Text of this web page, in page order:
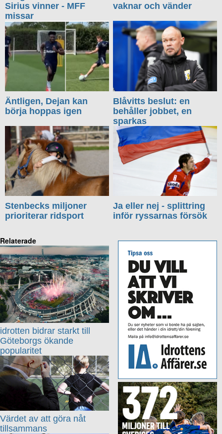
Sirius vinner - MFF
missar
vaknar och vänder
Äntligen, Dejan kan
börja hoppas igen
Blåvitts beslut: en
behåller jobbet, en
sparkas
Stenbecks miljoner
prioriterar ridsport
Ja eller nej - splittring
inför ryssarnas försök
Relaterade
idrotten bidrar starkt till
Göteborgs ökande
popularitet
Värdet av att göra nåt
tillsammans